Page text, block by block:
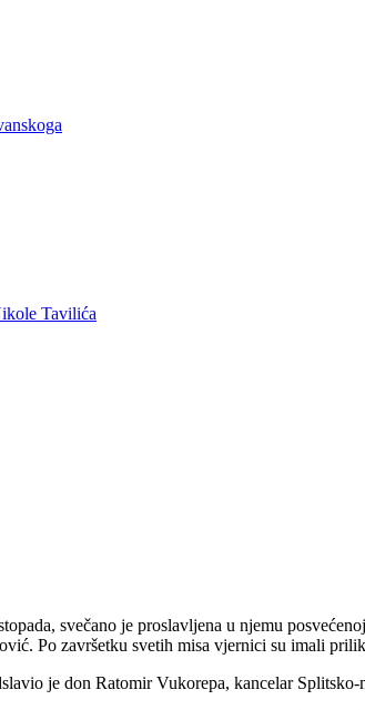
svečano je proslavljena u njemu
Po završetku svetih misa vjernici su imali
je don Ratomir Vukorepa, kancelar